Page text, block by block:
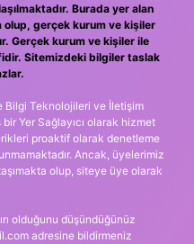
Burada yer alan
gerçek kurum ve kişiler
Gerçek kurum ve kişiler ile
Sitemizdeki bilgiler taslak
Bilgi Teknolojileri ve İletişim
Yer Sağlayıcı olarak hizmet
proaktif olarak denetleme
Ancak, üyelerimiz
olup, siteye üye olarak
olduğunu düşündüğünüz
adresine bildirmeniz